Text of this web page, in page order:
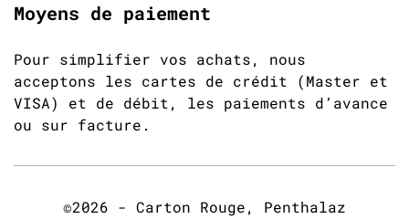
Moyens de paiement
Pour simplifier vos achats, nous
acceptons les cartes de crédit (Master et
VISA) et de débit, les paiements d’avance
ou sur facture.
©2026 - Carton Rouge, Penthalaz